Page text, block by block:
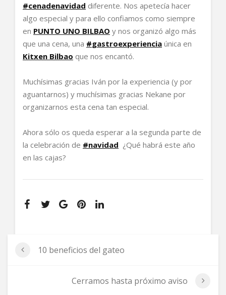
#cenadenavidad diferente. Nos apetecía hacer
algo especial y para ello confiamos como siempre
en PUNTO UNO BILBAO y nos organizó algo más
que una cena, una #gastroexperiencia única en
Kitxen Bilbao que nos encantó.
Muchísimas gracias Iván por la experiencia (y por
aguantarnos) y muchísimas gracias Nekane por
organizarnos esta cena tan especial.
Ahora sólo os queda esperar a la segunda parte de
la celebración de #navidad ¿Qué habrá este año
en las cajas?
10 beneficios del gateo
Cerramos hasta próximo aviso